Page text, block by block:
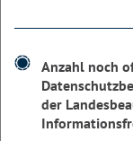
Anzahl noch
der